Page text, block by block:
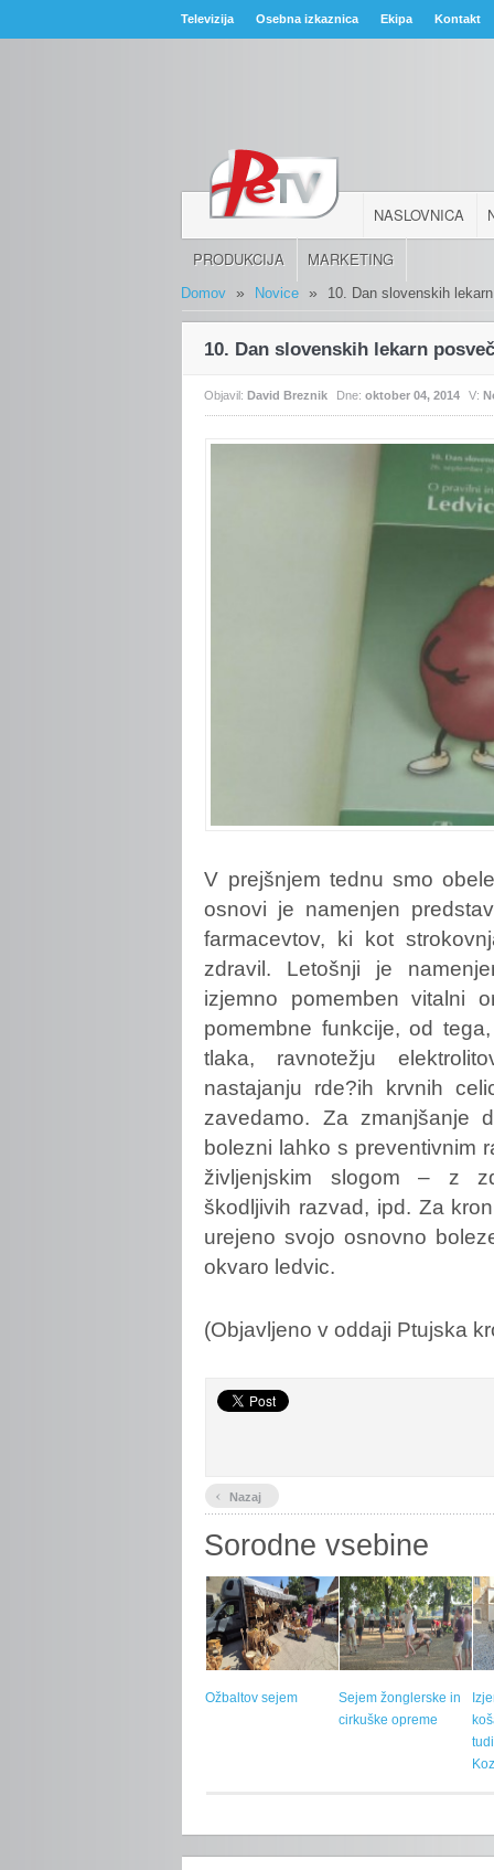
Televizija Osebna izkaznica Ekipa Kontakt
NASLOVNICA
PRODUKCIJA MARKETING
Domov » Novice » 10. Dan slovenskih
10. Dan slovenskih lekarn
Objavil:David Breznik Dne:oktober 04, 2014 V:
V prejšnjem tednu smo
osnovi je namenjen
farmacevtov, ki kot
zdravil. Letošnji je
izjemno pomemben vitalni
pomembne funkcije, od
tlaka, ravnotežju
nastajanju rde?ih krvnih
zavedamo. Za zmanjšanje
bolezni lahko s preventivnim
življenjskim slogom – z
škodljivih razvad, ipd. Za
urejeno svojo osnovno
okvaro ledvic.
(Objavljeno v oddaji Ptujska
‹ Nazaj
Sorodne vsebine
Ožbaltov sejem
Sejem žonglerske in
cirkuške opreme